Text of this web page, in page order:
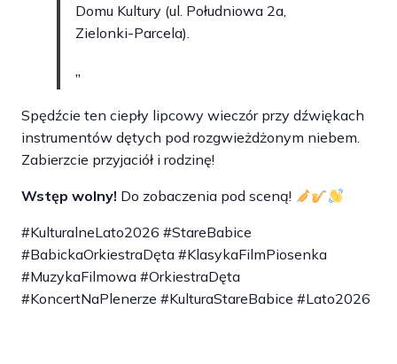
Domu Kultury (ul. Południowa 2a,
Zielonki-Parcela).
Spędźcie ten ciepły lipcowy wieczór przy dźwiękach
instrumentów dętych pod rozgwieżdżonym niebem.
Zabierzcie przyjaciół i rodzinę!
Wstęp wolny! Do zobaczenia pod sceną!
#KulturalneLato2026 #StareBabice
#BabickaOrkiestraDęta #KlasykaFilmPiosenka
#MuzykaFilmowa #OrkiestraDęta
#KoncertNaPlenerze #KulturaStareBabice #Lato2026